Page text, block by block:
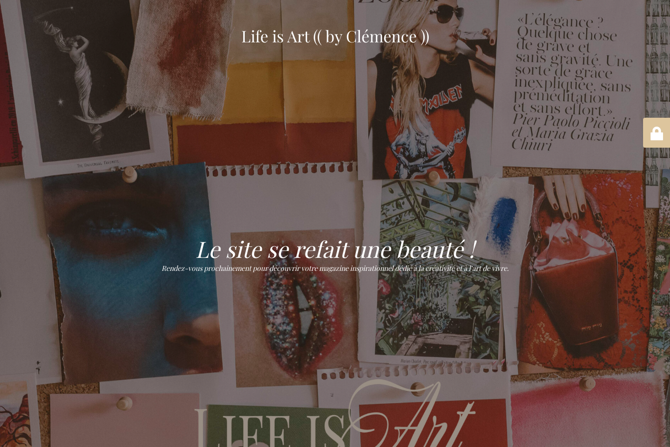
Life is Art (( by Clémence ))
Le site se refait une beauté !
Rendez-vous prochainement pour découvrir votre magazine inspirationnel dédié à la créativité et à l'art de vivre.